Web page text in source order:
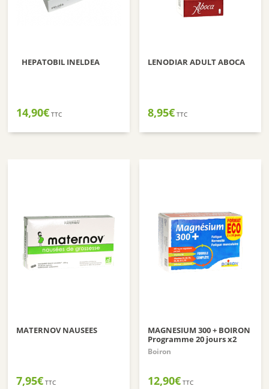
HEPATOBIL INELDEA
14,90€ TTC
LENODIAR ADULT ABOCA
8,95€ TTC
MATERNOV NAUSEES
7,95€ TTC
MAGNESIUM 300 + BOIRON
Programme 20 jours x2
Boiron
12,90€ TTC